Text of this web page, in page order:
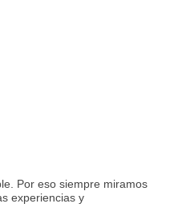
Por eso siempre miramos
experiencias y